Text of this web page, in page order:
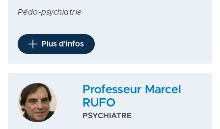
Pédo-psychiatrie
Plus d'infos
Professeur Marcel
RUFO
PSYCHIATRE